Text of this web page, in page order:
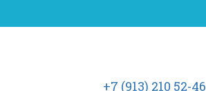
+7 (913) 210 52-46